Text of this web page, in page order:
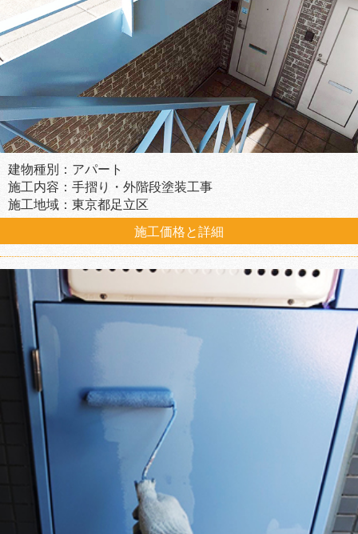
建物種別：アパート
施工内容：手摺り・外階段塗装工事
施工地域：東京都足立区
施工価格と詳細